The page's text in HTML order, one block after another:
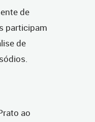
de
participam
de
ao